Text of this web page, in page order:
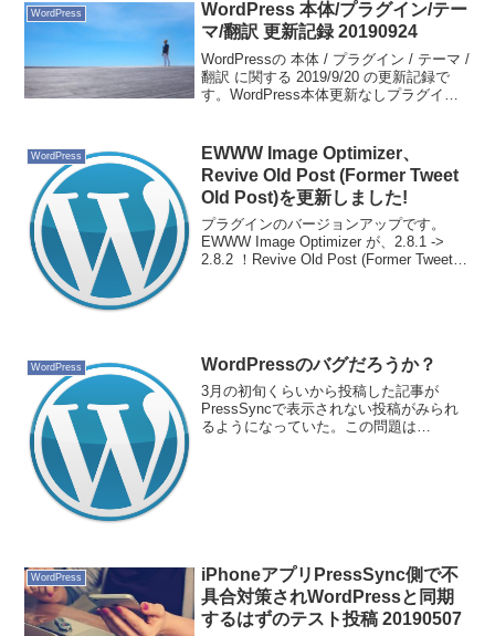
WordPress
WordPress 本体/プラグイン/テー
マ/翻訳 更新記録 20190924
WordPressの 本体 / プラグイン / テーマ /
翻訳 に関する 2019/9/20 の更新記録で
す。WordPress本体更新なしプラグイン
WordPress
EWWW Image Optimizer、
Revive Old Post (Former Tweet
Old Post)を更新しました!
プラグインのバージョンアップです。
EWWW Image Optimizer が、2.8.1 ->
2.8.2 ！Revive Old Post (Former Tweet
WordPress WordPressのバグだろうか？
3月の初旬くらいから投稿した記事が
PressSyncで表示されない投稿がみられ
るようになっていた。この問題は
WordPress
iPhoneアプリPressSync側で不
具合対策されWordPressと同期
するはずのテスト投稿 20190507